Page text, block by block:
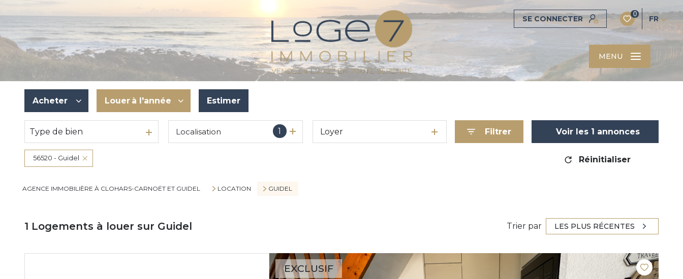
SE CONNECTER
0
FR
MENU
Acheter
De l'ancien
Du neuf
De l'immo pro
Louer à l'année
à l'année
Estimer
Type de bien 1
Localisation Loyer Filtrer Voir les 1 annonces
56520 - Guidel Réinitialiser
AGENCE IMMOBILIÈRE À CLOHARS-CARNOËT ET GUIDEL LOCATION GUIDEL
1 Logements à louer sur Guidel Trier par LES PLUS RÉCENTES
EXCLUSIF